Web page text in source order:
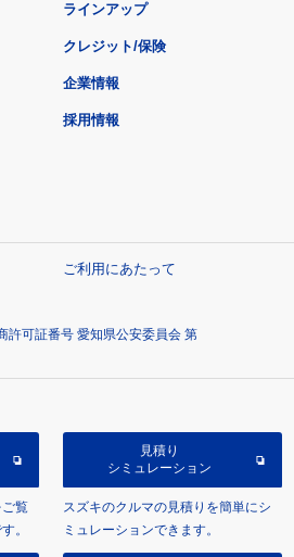
ラインアップ
クレジット/保険
企業情報
採用情報
ご利用にあたって
許可証番号 愛知県公安委員会 第
覧
。
見積り
シミュレーション
スズキのクルマの見積りを簡単にシ
ミュレーションできます。